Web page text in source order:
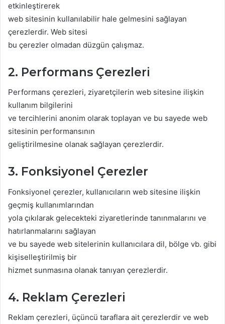
etkinleştirerek
web sitesinin kullanılabilir hale gelmesini sağlayan
çerezlerdir. Web sitesi
bu çerezler olmadan düzgün çalışmaz.
2. Performans Çerezleri
Performans çerezleri, ziyaretçilerin web sitesine ilişkin
kullanım bilgilerini
ve tercihlerini anonim olarak toplayan ve bu sayede web
sitesinin performansının
geliştirilmesine olanak sağlayan çerezlerdir.
3. Fonksiyonel Çerezler
Fonksiyonel çerezler, kullanıcıların web sitesine ilişkin
geçmiş kullanımlarından
yola çıkılarak gelecekteki ziyaretlerinde tanınmalarını ve
hatırlanmalarını sağlayan
ve bu sayede web sitelerinin kullanıcılara dil, bölge vb. gibi
kişiselleştirilmiş bir
hizmet sunmasına olanak tanıyan çerezlerdir.
4. Reklam Çerezleri
Reklam çerezleri, üçüncü taraflara ait çerezlerdir ve web